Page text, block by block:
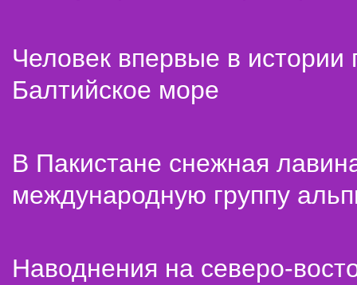
Человек впервые в истории
Балтийское море
В Пакистане снежная
международную группу
Наводнения на северо-